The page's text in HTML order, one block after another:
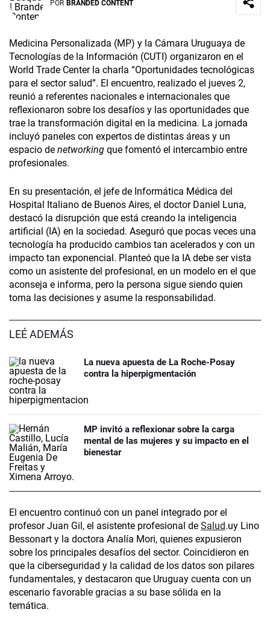
POR BRANDED CONTENT
Medicina Personalizada (MP) y la Cámara Uruguaya de
Tecnologías de la Información (CUTI) organizaron en el
World Trade Center la charla “Oportunidades tecnológicas
para el sector salud”. El encuentro, realizado el jueves 2,
reunió a referentes nacionales e internacionales que
reflexionaron sobre los desafíos y las oportunidades que
trae la transformación digital en la medicina. La jornada
incluyó paneles con expertos de distintas áreas y un
espacio de networking que fomentó el intercambio entre
profesionales.
En su presentación, el jefe de Informática Médica del
Hospital Italiano de Buenos Aires, el doctor Daniel Luna,
destacó la disrupción que está creando la inteligencia
artificial (IA) en la sociedad. Aseguró que pocas veces una
tecnología ha producido cambios tan acelerados y con un
impacto tan exponencial. Planteó que la IA debe ser vista
como un asistente del profesional, en un modelo en el que
aconseja e informa, pero la persona sigue siendo quien
toma las decisiones y asume la responsabilidad.
LEÉ ADEMÁS
La nueva apuesta de La Roche-Posay
contra la hiperpigmentación
MP invitó a reflexionar sobre la carga
mental de las mujeres y su impacto en el
bienestar
El encuentro continuó con un panel integrado por el
profesor Juan Gil, el asistente profesional de Salud.uy Lino
Bessonart­ y la doctora Analía Mori, quienes expusieron
sobre los principales desafíos del sector. Coincidieron en
que la ciberseguridad y la calidad de los datos son pilares
fundamentales, y destacaron que Uruguay cuenta con un
escenario favorable gracias a su base sólida en la
temática.